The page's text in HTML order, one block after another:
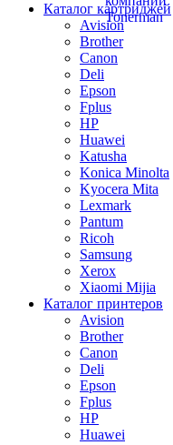
Каталог картриджей
Avision
Brother
Canon
Deli
Epson
Fplus
HP
Huawei
Katusha
Konica Minolta
Kyocera Mita
Lexmark
Pantum
Ricoh
Samsung
Xerox
Xiaomi Mijia
Каталог принтеров
Avision
Brother
Canon
Deli
Epson
Fplus
HP
Huawei